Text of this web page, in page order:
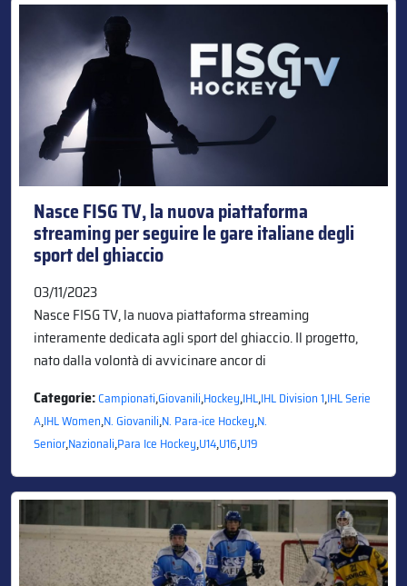
Nasce FISG TV, la nuova piattaforma
streaming per seguire le gare italiane degli
sport del ghiaccio
03/11/2023
Nasce FISG TV, la nuova piattaforma streaming
interamente dedicata agli sport del ghiaccio. Il progetto,
nato dalla volontà di avvicinare ancor di
Categorie:Campionati,Giovanili,Hockey,IHL,IHL Division 1,IHL Serie
A,IHL Women,N. Giovanili,N. Para-ice Hockey,N.
Senior,Nazionali,Para Ice Hockey,U14,U16,U19